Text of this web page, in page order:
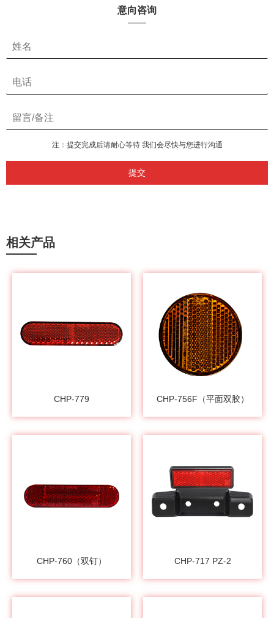
意向咨询
提交
注：提交完成后请耐心等待 我们会尽快与您进行沟通
相关产品
CHP-779 CHP-756F（平面双胶）
CHP-760（双钉） CHP-717 PZ-2